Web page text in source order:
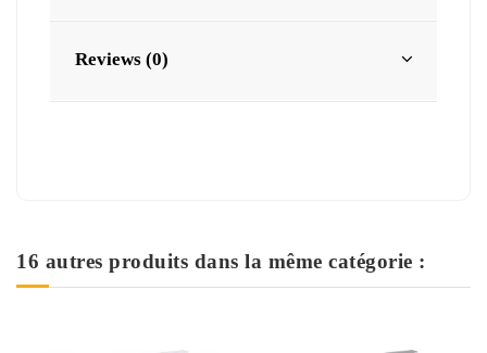
Reviews (0)
16 autres produits dans la même catégorie :